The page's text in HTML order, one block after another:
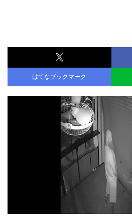
はてなブックマーク